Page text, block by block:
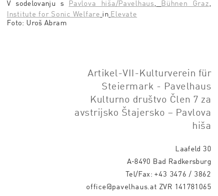
V sodelovanju s
Pavlova hiša/Pavelhaus, Bühnen Graz ,
Institute for Sonic Welfare in Elevate
Foto: Uroš Abram
Artikel-VII-Kulturverein für
Steiermark - Pavelhaus
Kulturno društvo Člen 7 za
avstrijsko Štajersko – Pavlova
hiša
Laafeld 30
A-8490 Bad Radkersburg
Tel/Fax:+43 3476 / 3862
office@pavelhaus.at ZVR 141781065